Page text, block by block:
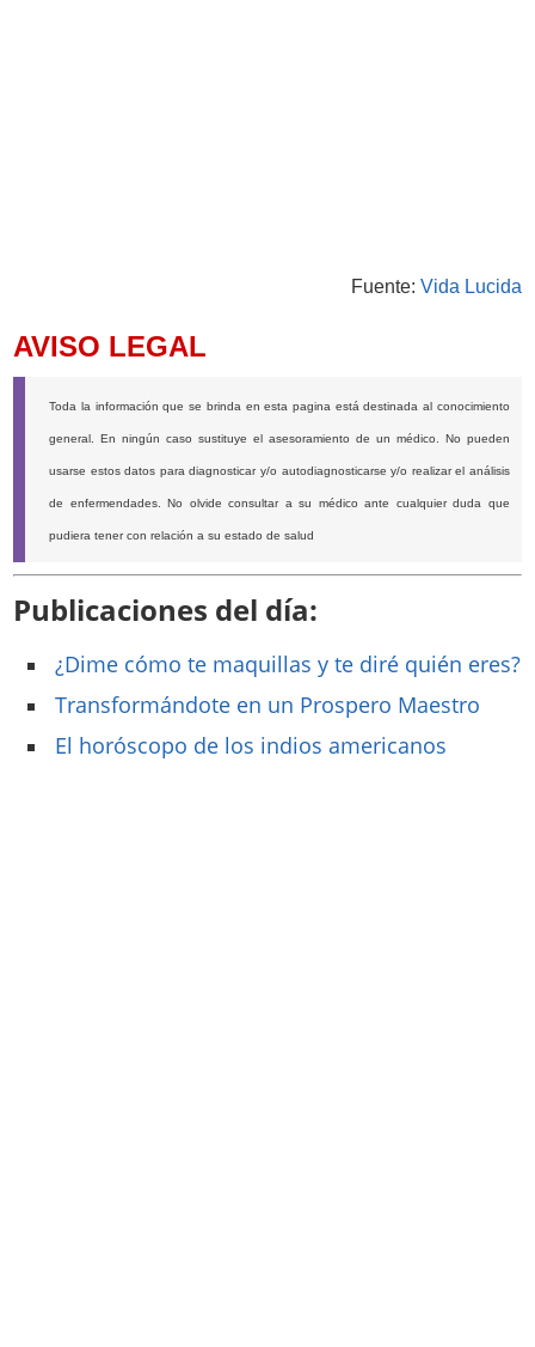
Fuente: Vida Lucida
AVISO LEGAL
Toda la información que se brinda en esta pagina está destinada al conocimiento
general. En ningún caso sustituye el asesoramiento de un médico. No pueden
usarse estos datos para diagnosticar y/o autodiagnosticarse y/o realizar el análisis
de enfermendades. No olvide consultar a su médico ante cualquier duda que
pudiera tener con relación a su estado de salud
Publicaciones del día:
¿Dime cómo te maquillas y te diré quién eres?
Transformándote en un Prospero Maestro
El horóscopo de los indios americanos